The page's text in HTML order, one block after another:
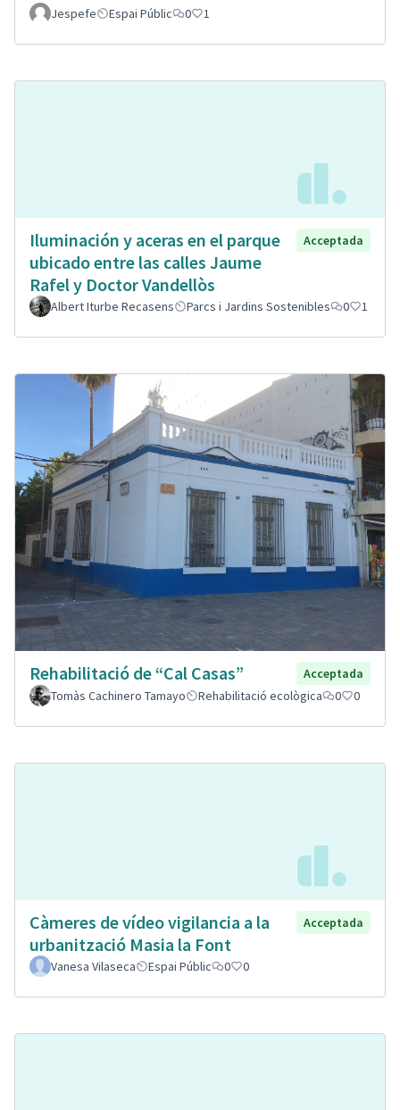
Jespefe Espai Públic 0 1
Iluminación y aceras en el parque
ubicado entre las calles Jaume
Rafel y Doctor Vandellòs
Acceptada
Albert Iturbe Recasens Parcs i Jardins Sostenibles 0 1
Rehabilitació de “Cal Casas”
Acceptada
Tomàs Cachinero Tamayo
Rehabilitació ecològica 0 0
Càmeres de vídeo vigilancia a la
urbanització Masia la Font
Acceptada
Vanesa Vilaseca Espai Públic 0 0